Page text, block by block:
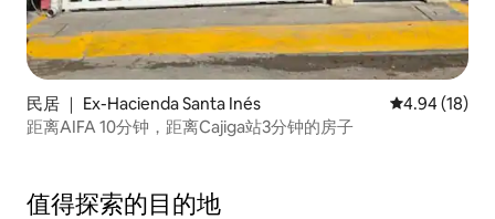
民居 ｜ Ex-Hacienda Santa Inés 平均评分
4.94 (18)
距离AIFA 10分钟，距离Cajiga站3分钟的房子
值得探索的目的地